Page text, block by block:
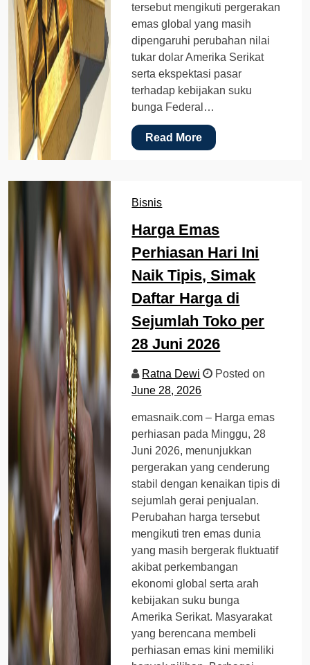
tersebut mengikuti pergerakan
emas global yang masih
dipengaruhi perubahan nilai
tukar dolar Amerika Serikat
serta ekspektasi pasar
terhadap kebijakan suku
bunga Federal…
Read More
Bisnis
Harga Emas
Perhiasan Hari Ini
Naik Tipis, Simak
Daftar Harga di
Sejumlah Toko per
28 Juni 2026
Ratna Dewi
Posted on
June 28, 2026
emasnaik.com – Harga emas
perhiasan pada Minggu, 28
Juni 2026, menunjukkan
pergerakan yang cenderung
stabil dengan kenaikan tipis di
sejumlah gerai penjualan.
Perubahan harga tersebut
mengikuti tren emas dunia
yang masih bergerak fluktuatif
akibat perkembangan
ekonomi global serta arah
kebijakan suku bunga
Amerika Serikat. Masyarakat
yang berencana membeli
perhiasan emas kini memiliki